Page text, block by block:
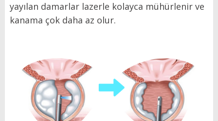
yayılan damarlar lazerle kolayca mühürlenir ve
kanama çok daha az olur.